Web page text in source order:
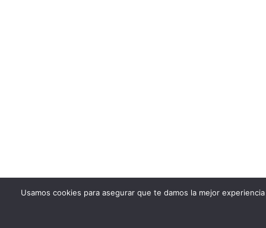
Usamos cookies para asegurar que te damos la mejor